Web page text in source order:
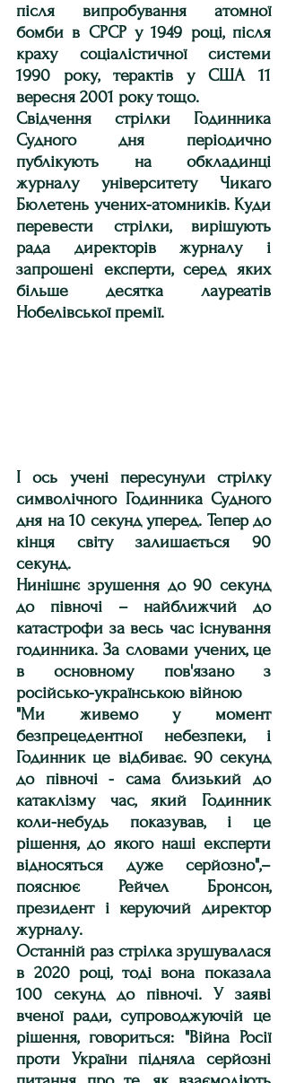
після випробування атомної
бомби в СРСР у 1949 році, після
краху соціалістичної системи
1990 року, терактів у США 11
вересня 2001 року тощо.
Свідчення стрілки Годинника
Судного дня періодично
публікують на обкладинці
журналу університету Чикаго
Бюлетень учених-атомників. Куди
перевести стрілки, вирішують
рада директорів журналу і
запрошені експерти, серед яких
більше десятка лауреатів
Нобелівської премії.
І ось учені пересунули стрілку
символічного Годинника Судного
дня на 10 секунд уперед. Тепер до
кінця світу залишається 90
секунд.
Нинішнє зрушення до 90 секунд
до півночі – найближчий до
катастрофи за весь час існування
годинника. За словами учених, це
в основному пов'язано з
російсько-українською війною
"Ми живемо у момент
безпрецедентної небезпеки, і
Годинник це відбиває. 90 секунд
до півночі - сама близький до
катаклізму час, який Годинник
коли-небудь показував, і це
рішення, до якого наші експерти
відносяться дуже серйозно",–
пояснює Рейчел Бронсон,
президент і керуючий директор
журналу.
Останній раз стрілка зрушувалася
в 2020 році, тоді вона показала
100 секунд до півночі. У заяві
вченої ради, супроводжуючій це
рішення, говориться: "Війна Росії
проти України підняла серйозні